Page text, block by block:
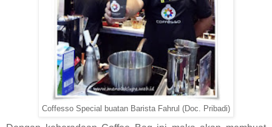
Coffesso Special buatan Barista Fahrul (Doc. Pribadi)